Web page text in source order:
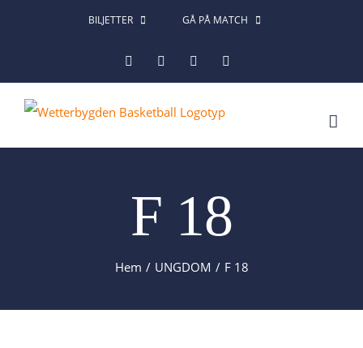
BILJETTER GÅ PÅ MATCH
FacebookInstagram
F 18
Hem UNGDOM F 18